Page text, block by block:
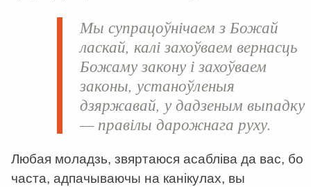
Мы супрацоўнічаем з Божай
ласкай, калі захоўваем вернасць
Божаму закону і захоўваем
законы, устаноўленыя
дзяржавай, у дадзеным выпадку
— правілы дарожнага руху.
Любая моладзь, звяртаюся асабліва да вас, бо
часта, адпачываючы на канікулах, вы